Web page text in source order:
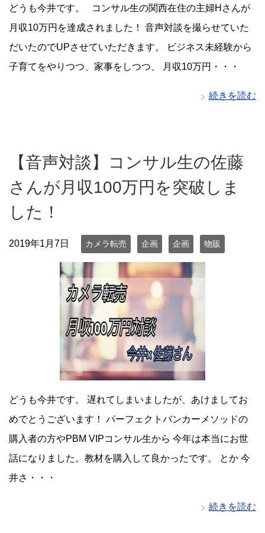
どうも今井です。 コンサル生の関西在住の主婦Hさんが
月収10万円を達成されました！ 音声対談を撮らせていた
だいたのでUPさせていただきます。 ビジネス未経験から
子育てをやりつつ、家事をしつつ、 月収10万円・・・
続きを読む
【音声対談】コンサル生の佐藤
さんが月収100万円を突破しま
した！
2019年1月7日 カメラ転売 企画 企画 物販
どうも今井です。 遅れてしまいましたが、あけましてお
めでとうございます！ パーフェクトバンカーメソッドの
購入者の方やPBM VIPコンサル生から 今年は本当にお世
話になりました。教材を購入して良かったです。 とか 今
井さ・・・
続きを読む